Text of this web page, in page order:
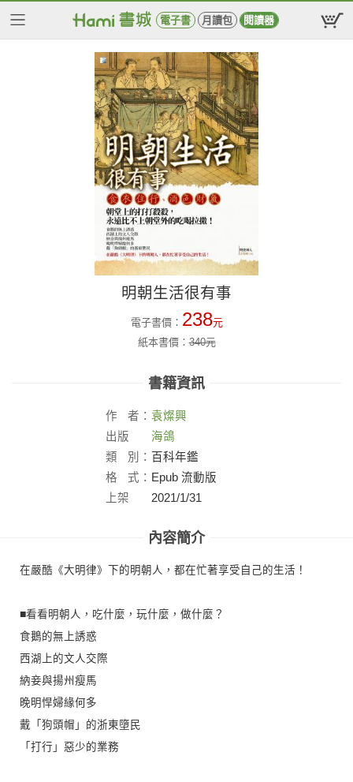
電子書 月讀包 閱讀器
明朝生活很有事
電子書價： 238元
紙本書價：340元
書籍資訊
作 者： 袁燦興
出版
社：
海鴿
類
別： 百科年鑑
格
式： Epub 流動版
上架
2021/1/31
內容簡介
在嚴酷《大明律》下的明朝人，都在忙著享受自己的生活！
■看看明朝人，吃什麼，玩什麼，做什麼？
食鵝的無上誘惑
西湖上的文人交際
納妾與揚州瘦馬
晚明悍婦緣何多
戴「狗頭帽」的浙東墮民
「打行」惡少的業務